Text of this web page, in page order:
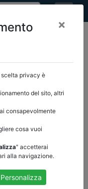
×
privacy è
del sito, altri
consapevolmente
cosa vuoi
" accetterai
alla navigazione.
Personalizza